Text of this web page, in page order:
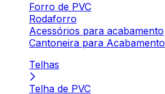
Forro de PVC
Rodaforro
Acessórios para acabamento
Cantoneira para Acabamento
Telhas
Telha de PVC